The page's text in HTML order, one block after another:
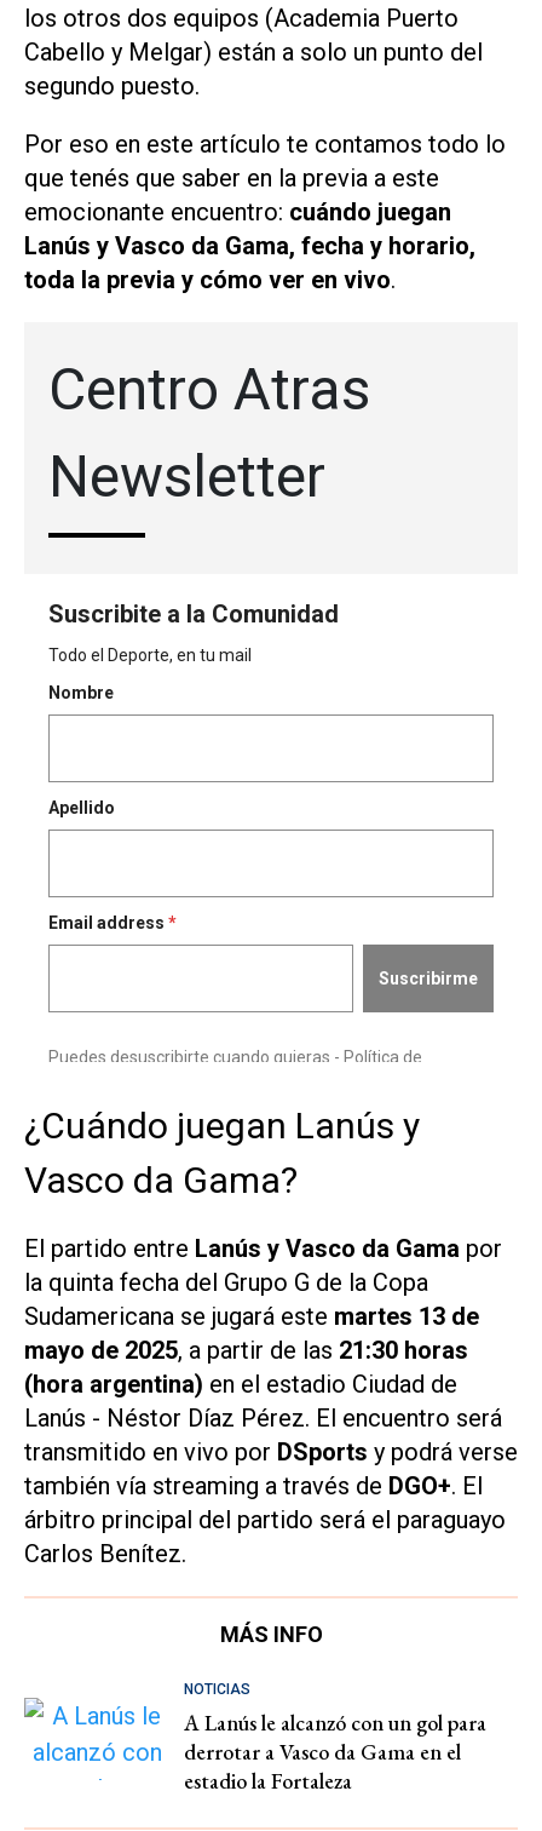
los otros dos equipos (Academia Puerto
Cabello y Melgar) están a solo un punto del
segundo puesto.
Por eso en este artículo te contamos todo lo
que tenés que saber en la previa a este
emocionante encuentro: cuándo juegan
Lanús y Vasco da Gama, fecha y horario,
toda la previa y cómo ver en vivo.
¿Cuándo juegan Lanús y
Vasco da Gama?
El partido entre Lanús y Vasco da Gama por
la quinta fecha del Grupo G de la Copa
Sudamericana se jugará este martes 13 de
mayo de 2025, a partir de las 21:30 horas
(hora argentina) en el estadio Ciudad de
Lanús - Néstor Díaz Pérez. El encuentro será
transmitido en vivo por DSports y podrá verse
también vía streaming a través de DGO+. El
árbitro principal del partido será el paraguayo
Carlos Benítez.
MÁS INFO
NOTICIAS
A Lanús le alcanzó con un gol para
derrotar a Vasco da Gama en el
estadio la Fortaleza